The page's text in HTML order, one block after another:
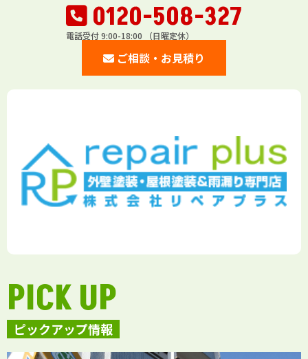
0120-508-327
電話受付 9:00-18:00 （日曜定休）
ご相談・お見積り
ピックアップ情報
PICK UP